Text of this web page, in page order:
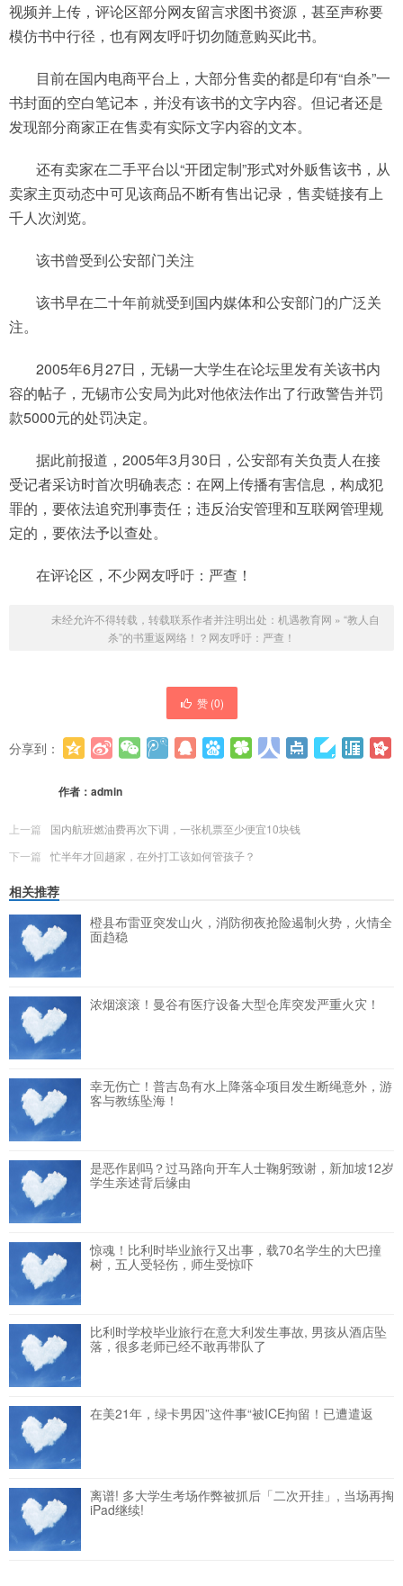
视频并上传，评论区部分网友留言求图书资源，甚至声称要
模仿书中行径，也有网友呼吁切勿随意购买此书。
目前在国内电商平台上，大部分售卖的都是印有“自杀”一
书封面的空白笔记本，并没有该书的文字内容。但记者还是
发现部分商家正在售卖有实际文字内容的文本。
还有卖家在二手平台以“开团定制”形式对外贩售该书，从
卖家主页动态中可见该商品不断有售出记录，售卖链接有上
千人次浏览。
该书曾受到公安部门关注
该书早在二十年前就受到国内媒体和公安部门的广泛关
注。
2005年6月27日，无锡一大学生在论坛里发有关该书内
容的帖子，无锡市公安局为此对他依法作出了行政警告并罚
款5000元的处罚决定。
据此前报道，2005年3月30日，公安部有关负责人在接
受记者采访时首次明确表态：在网上传播有害信息，构成犯
罪的，要依法追究刑事责任；违反治安管理和互联网管理规
定的，要依法予以查处。
在评论区，不少网友呼吁：严查！
未经允许不得转载，转载联系作者并注明出处： 机遇教育网 » “教人自
杀”的书重返网络！？网友呼吁：严查！
赞 (0)
分享到：
作者： admin
上一篇
国内航班燃油费再次下调，一张机票至少便宜10块钱
下一篇
忙半年才回趟家，在外打工该如何管孩子？
相关推荐
橙县布雷亚突发山火，消防彻夜抢险遏制火势，火情全
面趋稳
浓烟滚滚！曼谷有医疗设备大型仓库突发严重火灾！
幸无伤亡！普吉岛有水上降落伞项目发生断绳意外，游
客与教练坠海！
是恶作剧吗？过马路向开车人士鞠躬致谢，新加坡12岁
学生亲述背后缘由
惊魂！比利时毕业旅行又出事，载70名学生的大巴撞
树，五人受轻伤，师生受惊吓
比利时学校毕业旅行在意大利发生事故, 男孩从酒店坠
落，很多老师已经不敢再带队了
在美21年，绿卡男因”这件事“被ICE拘留！已遭遣返
离谱! 多大学生考场作弊被抓后「二次开挂」, 当场再掏
iPad继续!